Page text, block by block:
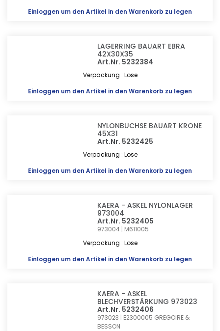
Einloggen um den Artikel in den Warenkorb zu legen
LAGERRING BAUART EBRA
42X30X35
Art.Nr. 5232384
Verpackung : Lose
Einloggen um den Artikel in den Warenkorb zu legen
NYLONBUCHSE BAUART KRONE
45X31
Art.Nr. 5232425
Verpackung : Lose
Einloggen um den Artikel in den Warenkorb zu legen
KAERA - ASKEL NYLONLAGER
973004
Art.Nr. 5232405
973004 | M611005
Verpackung : Lose
Einloggen um den Artikel in den Warenkorb zu legen
KAERA - ASKEL
BLECHVERSTÄRKUNG 973023
Art.Nr. 5232406
973023 | E2300005 GREGOIRE &
BESSON